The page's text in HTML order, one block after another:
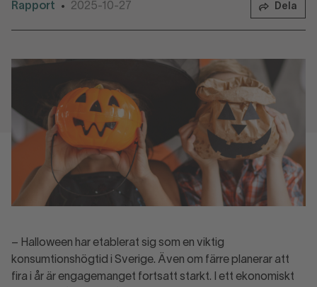
Rapport • 2025-10-27 Dela
– Halloween har etablerat sig som en viktig
konsumtionshögtid i Sverige. Även om färre planerar att
fira i år är engagemanget fortsatt starkt. I ett ekonomiskt